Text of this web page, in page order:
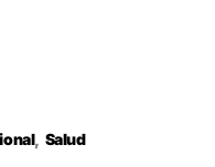
Salud